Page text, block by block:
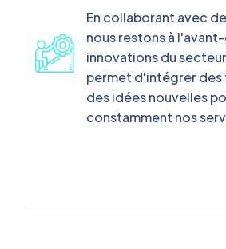
En collaborant avec
nous restons à l'avant-
innovations du
permet d'intégrer des
des idées nouvelles
constamment nos